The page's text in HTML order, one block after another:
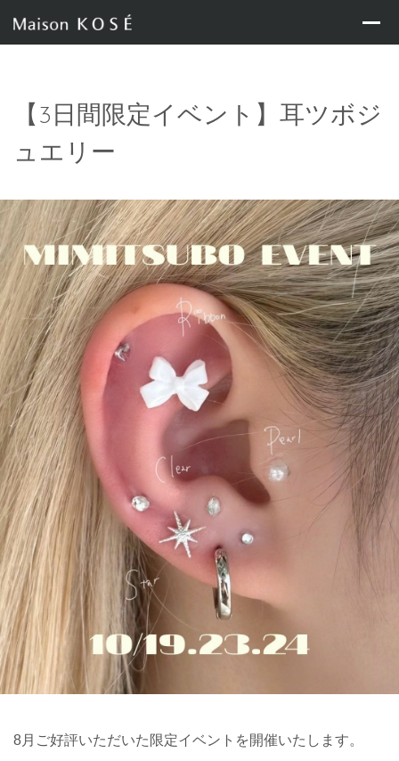
【3日間限定イベント】耳ツボジ
ュエリー
8月ご好評いただいた限定イベントを開催いたします。